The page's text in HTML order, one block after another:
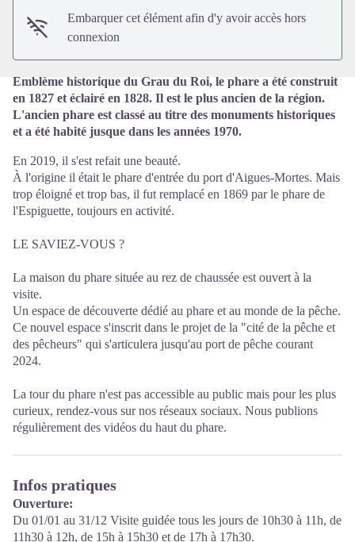
Embarquer cet élément afin d'y avoir accès hors
connexion
Emblème historique du Grau du Roi, le phare a été construit
en 1827 et éclairé en 1828. Il est le plus ancien de la région.
L'ancien phare est classé au titre des monuments historiques
et a été habité jusque dans les années 1970.
En 2019, il s'est refait une beauté.
À l'origine il était le phare d'entrée du port d'Aigues-Mortes. Mais
trop éloigné et trop bas, il fut remplacé en 1869 par le phare de
l'Espiguette, toujours en activité.
LE SAVIEZ-VOUS ?
La maison du phare située au rez de chaussée est ouvert à la
visite.
Un espace de découverte dédié au phare et au monde de la pêche.
Ce nouvel espace s'inscrit dans le projet de la "cité de la pêche et
des pêcheurs" qui s'articulera jusqu'au port de pêche courant
2024.
La tour du phare n'est pas accessible au public mais pour les plus
curieux, rendez-vous sur nos réseaux sociaux. Nous publions
régulièrement des vidéos du haut du phare.
Infos pratiques
Ouverture:
Du 01/01 au 31/12 Visite guidée tous les jours de 10h30 à 11h, de
11h30 à 12h, de 15h à 15h30 et de 17h à 17h30.